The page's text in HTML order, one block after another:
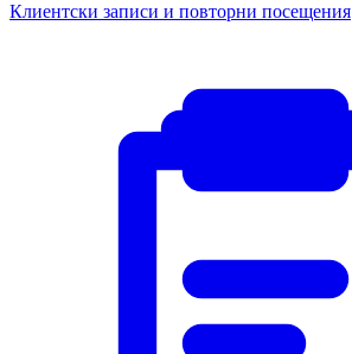
Клиентски записи и повторни посещения